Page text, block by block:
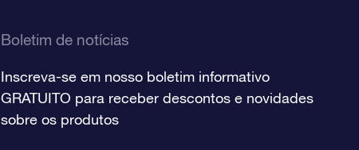
Boletim de notícias
Inscreva-se em nosso boletim informativo
GRATUITO para receber descontos e novidades
sobre os produtos